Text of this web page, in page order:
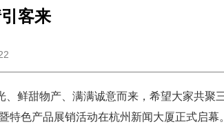
客来
、鲜甜物产、满满诚意而来，希望大家共聚
色产品展销活动在杭州新闻大厦正式启幕。